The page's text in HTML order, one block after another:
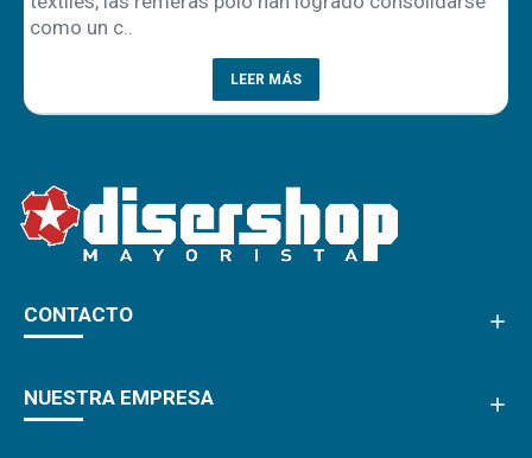
como un c..
LEER MÁS
CONTACTO
NUESTRA EMPRESA